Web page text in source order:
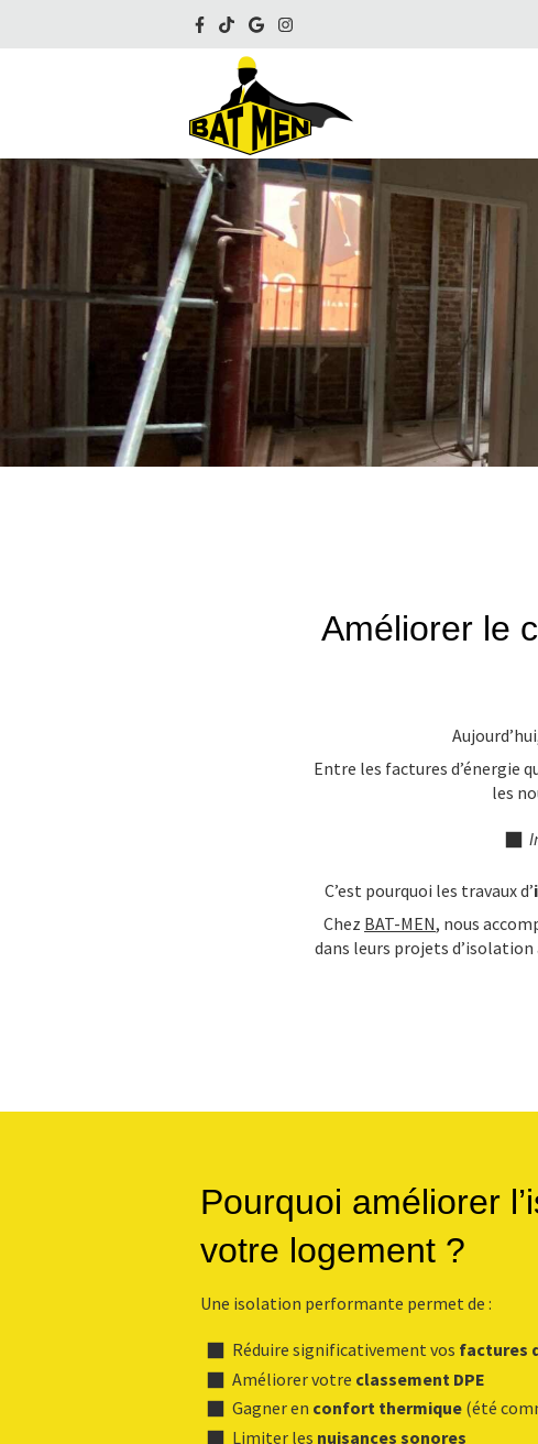
Améliorer le
Entre les factures d’énergie
les
C’est pourquoi les travaux d’
Chez BAT-MEN, nous
dans leurs projets
Pourquoi améliorer
votre logement ?
Une isolation performante permet de :
Réduire significativement vos factures
Améliorer votre classement DPE
Gagner en confort thermique(été
Limiter les nuisances sonores